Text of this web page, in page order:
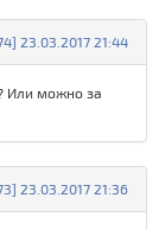
23.03.2017 21:44
Или можно за
23.03.2017 21:36